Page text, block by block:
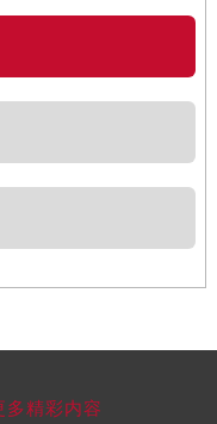
多精彩内容